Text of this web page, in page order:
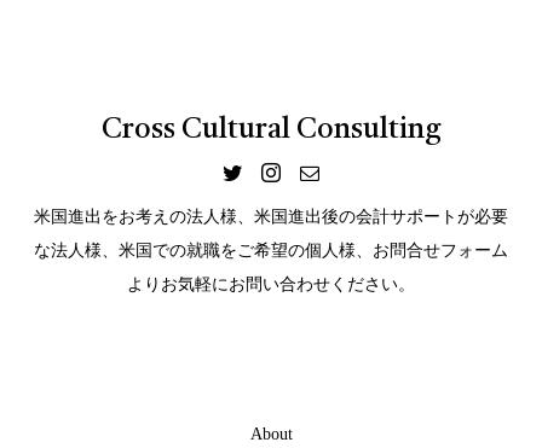
Cross Cultural Consulting
米国進出をお考えの法人様、米国進出後の会計サポートが必要
な法人様、米国での就職をご希望の個人様、お問合せフォーム
よりお気軽にお問い合わせください。
About